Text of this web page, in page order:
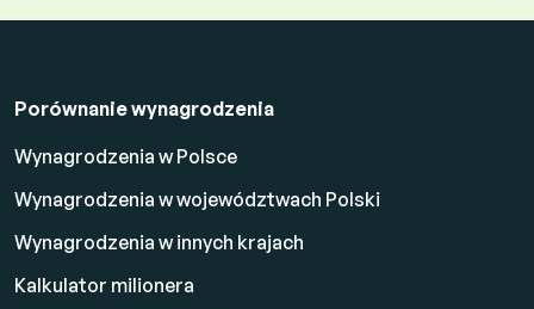
Porównanie wynagrodzenia
Wynagrodzenia w Polsce
Wynagrodzenia w województwach Polski
Wynagrodzenia w innych krajach
Kalkulator milionera